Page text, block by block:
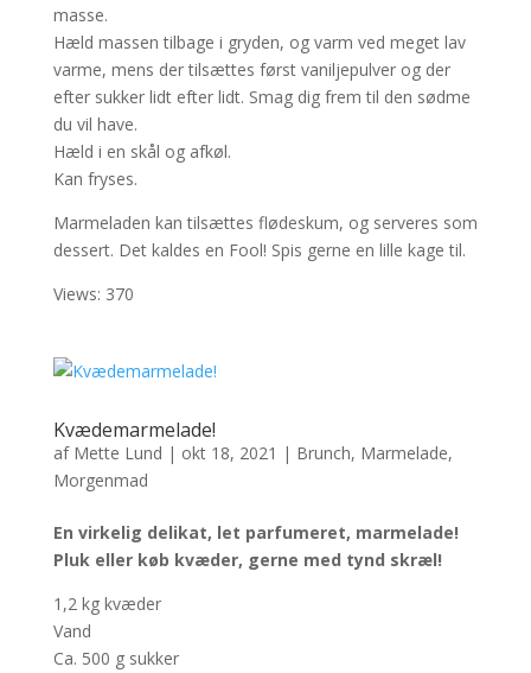
masse.
Hæld massen tilbage i gryden, og varm ved meget lav
varme, mens der tilsættes først vaniljepulver og der
efter sukker lidt efter lidt. Smag dig frem til den sødme
du vil have.
Hæld i en skål og afkøl.
Kan fryses.
Marmeladen kan tilsættes flødeskum, og serveres som
dessert. Det kaldes en Fool! Spis gerne en lille kage til.
Views: 370
Kvædemarmelade!
af Mette Lund | okt 18, 2021 | Brunch, Marmelade,
Morgenmad
En virkelig delikat, let parfumeret, marmelade!
Pluk eller køb kvæder, gerne med tynd skræl!
1,2 kg kvæder
Vand
Ca. 500 g sukker